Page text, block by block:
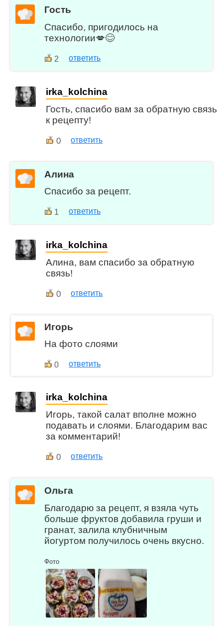
Гость
Спасибо, пригодилось на
технологии💋😊
2 ответить
irka_kolchina
Гость, спасибо вам за обратную связь
к рецепту!
0 ответить
Алина
Спасибо за рецепт.
1 ответить
irka_kolchina
Алина, вам спасибо за обратную
связь!
0 ответить
Игорь
На фото слоями
0 ответить
irka_kolchina
Игорь, такой салат вполне можно
подавать и слоями. Благодарим вас
за комментарий!
0 ответить
Ольга
Благодарю за рецепт, я взяла чуть
больше фруктов добавила груши и
гранат, залила клубничным
йогуртом получилось очень вкусно.
Фото